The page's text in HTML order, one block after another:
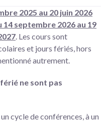
2025 au 20 juin 2026
septembre 2026 au 19
. Les cours sont
et jours fériés, hors
autrement.
ne sont pas
cycle de conférences, à un